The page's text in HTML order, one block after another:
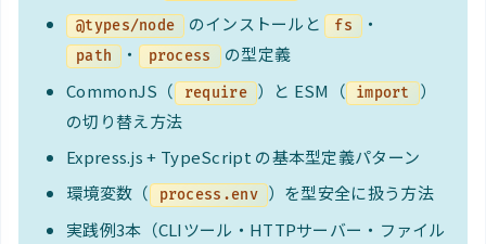
@types/node のインストールと fs ・
path ・ process
の型定義
CommonJS（
require ）と ESM（ import
）
の切り替え方法
Express.js + TypeScript の基本型定義パターン
環境変数（
process.env ）を型安全に扱う方法
実践例3本（CLIツール・HTTPサーバー・ファイル